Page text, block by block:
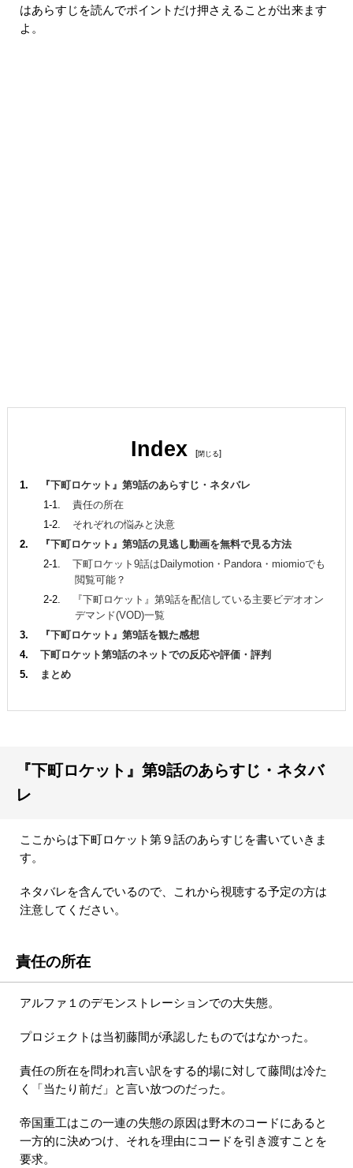
はあらすじを読んでポイントだけ押さえることが出来ます
よ。
Index [ ]
『下町ロケット』第9話のあらすじ・ネタバレ
責任の所在
それぞれの悩みと決意
『下町ロケット』第9話の見逃し動画を無料で見る方法
下町ロケット9話はDailymotion・Pandora・miomioでも
閲覧可能？
『下町ロケット』第9話を配信している主要ビデオオン
デマンド(VOD)一覧
『下町ロケット』第9話を観た感想
下町ロケット第9話のネットでの反応や評価・評判
まとめ
『下町ロケット』第9話のあらすじ・ネタバ
レ
ここからは下町ロケット第９話のあらすじを書いていきま
す。
ネタバレを含んでいるので、これから視聴する予定の方は
注意してください。
責任の所在
アルファ１のデモンストレーションでの大失態。
プロジェクトは当初藤間が承認したものではなかった。
責任の所在を問われ言い訳をする的場に対して藤間は冷た
く「当たり前だ」と言い放つのだった。
帝国重工はこの一連の失態の原因は野木のコードにあると
一方的に決めつけ、それを理由にコードを引き渡すことを
要求。